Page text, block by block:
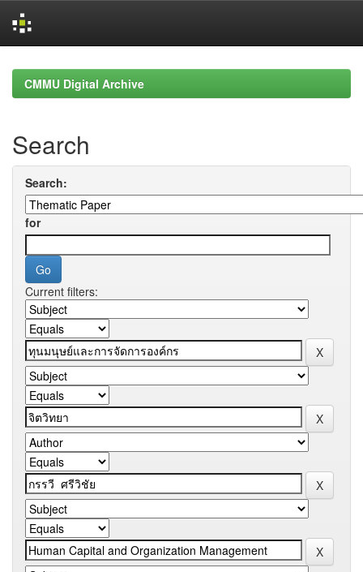
navigationCMMU Digital Archive
Search
Search:
for
Current filters: